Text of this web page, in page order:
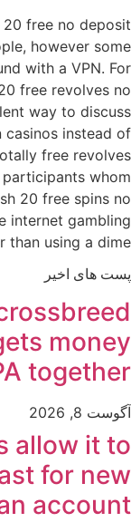
free no deposit
however some
with a VPN. For
free revolves no
way to discuss
casinos instead of
free revolves
whom
20 free spins no
internet gambling
than using a dime.
پست های اخیر
money
together
آگوست 8, 2026
allow it to
for new
account